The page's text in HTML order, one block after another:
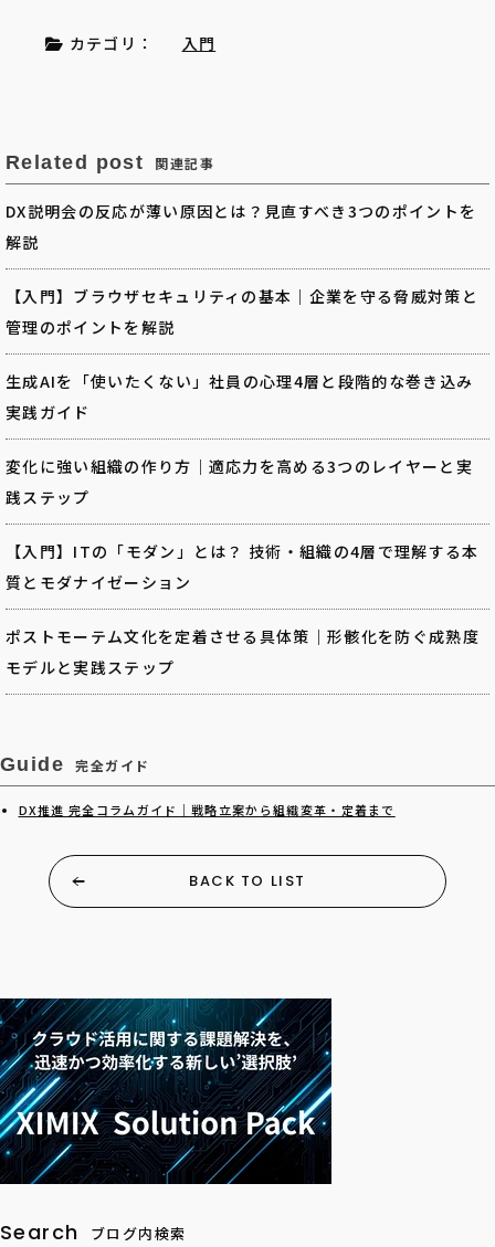
カテゴリ： 入門
Related post 関連記事
DX説明会の反応が薄い原因とは？見直すべき3つのポイントを
解説
【入門】ブラウザセキュリティの基本｜企業を守る脅威対策と
管理のポイントを解説
生成AIを「使いたくない」社員の心理4層と段階的な巻き込み
実践ガイド
変化に強い組織の作り方｜適応力を高める3つのレイヤーと実
践ステップ
【入門】ITの「モダン」とは？ 技術・組織の4層で理解する本
質とモダナイゼーション
ポストモーテム文化を定着させる具体策｜形骸化を防ぐ成熟度
モデルと実践ステップ
Guide 完全ガイド
DX推進 完全コラムガイド｜戦略立案から組織変革・定着まで
BACK TO LIST
Search ブログ内検索